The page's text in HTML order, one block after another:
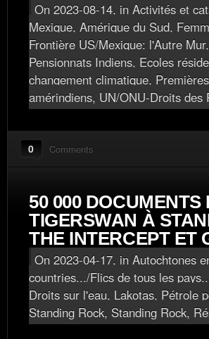
On 2023-08-14, in Activités et
Mexique, Amérique du Sud,
Frontière US/Mexique: l'Autre Mur,
Pensionnats Indiens, Ecoles
changement climatique,
amérindiens, UN/ONU-Droits des
0 Comments
50 000 DOCUMENTS
TIGERSWAN À
THE INTERCEPT ET
On 2023-04-17, in Autochtones
countries.../Flics de tous les
Droits sur l'eau, Lakotas, Pétrole
Standing Rock, Standing Rock,